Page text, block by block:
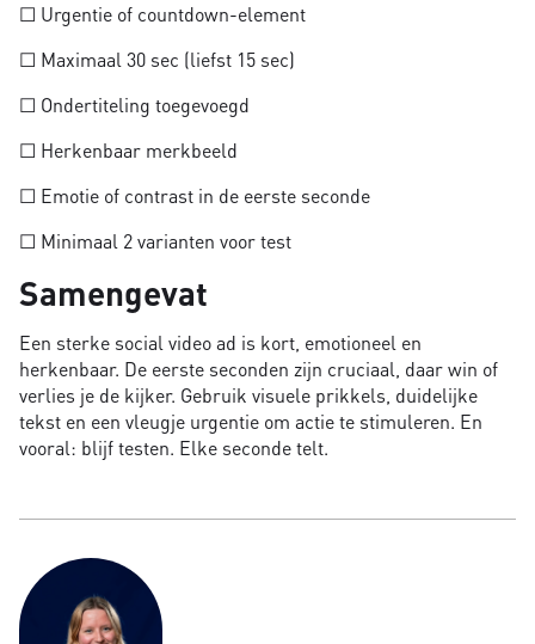
☐ Urgentie of countdown-element
☐ Maximaal 30 sec (liefst 15 sec)
☐ Ondertiteling toegevoegd
☐ Herkenbaar merkbeeld
☐ Emotie of contrast in de eerste seconde
☐ Minimaal 2 varianten voor test
Samengevat
Een sterke social video ad is kort, emotioneel en
herkenbaar. De eerste seconden zijn cruciaal, daar win of
verlies je de kijker. Gebruik visuele prikkels, duidelijke
tekst en een vleugje urgentie om actie te stimuleren. En
vooral: blijf testen. Elke seconde telt.